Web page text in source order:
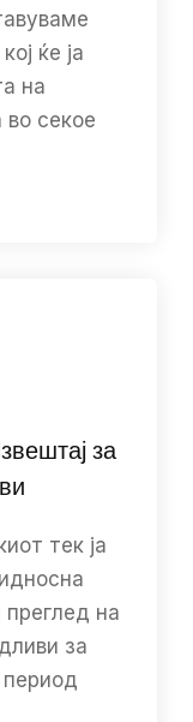
ќе ја
на
во секое
за
тек ја
преглед на
за